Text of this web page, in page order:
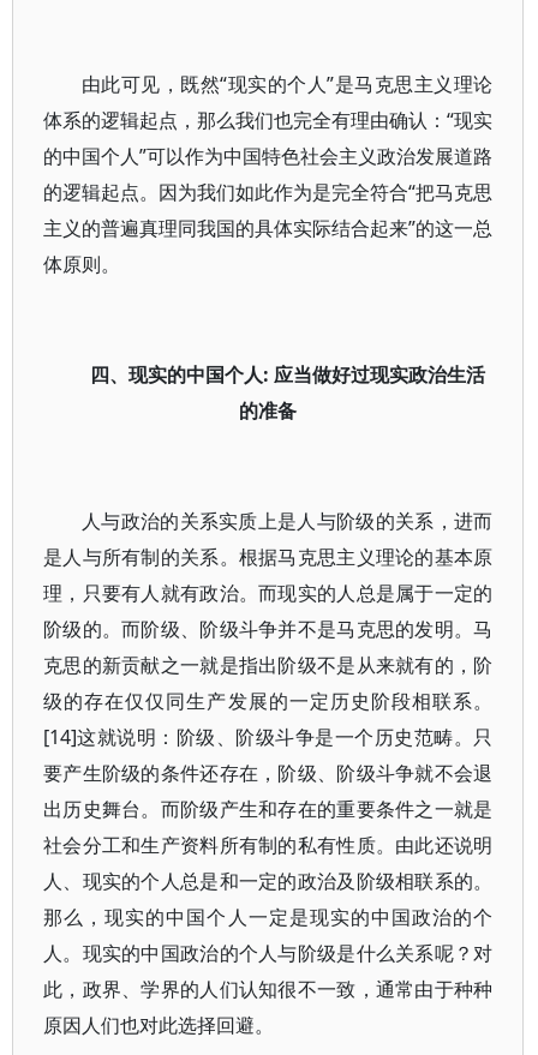
由此可见，既然“现实的个人”是马克思主义理论
体系的逻辑起点，那么我们也完全有理由确认：“现实
的中国个人”可以作为中国特色社会主义政治发展道路
的逻辑起点。因为我们如此作为是完全符合“把马克思
主义的普遍真理同我国的具体实际结合起来”的这一总
体原则。
四、现实的中国个人: 应当做好过现实政治生活
的准备
人与政治的关系实质上是人与阶级的关系，进而
是人与所有制的关系。根据马克思主义理论的基本原
理，只要有人就有政治。而现实的人总是属于一定的
阶级的。而阶级、阶级斗争并不是马克思的发明。马
克思的新贡献之一就是指出阶级不是从来就有的，阶
级的存在仅仅同生产发展的一定历史阶段相联系。
[14]这就说明：阶级、阶级斗争是一个历史范畴。只
要产生阶级的条件还存在，阶级、阶级斗争就不会退
出历史舞台。而阶级产生和存在的重要条件之一就是
社会分工和生产资料所有制的私有性质。由此还说明
人、现实的个人总是和一定的政治及阶级相联系的。
那么，现实的中国个人一定是现实的中国政治的个
人。现实的中国政治的个人与阶级是什么关系呢？对
此，政界、学界的人们认知很不一致，通常由于种种
原因人们也对此选择回避。